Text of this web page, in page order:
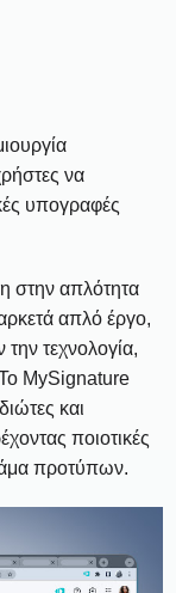
να
υπογραφές
στην απλότητα
απλό έργο,
τεχνολογία,
MySignature
και
ποιοτικές
προτύπων.